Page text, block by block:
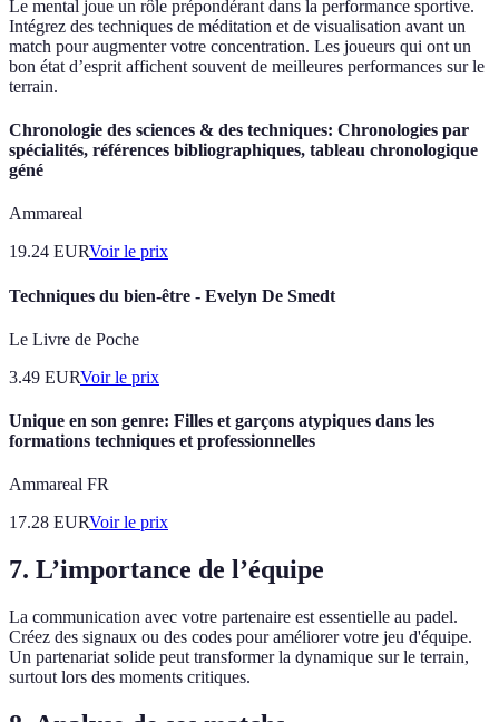
Le mental joue un rôle prépondérant dans la performance sportive.
Intégrez des techniques de méditation et de visualisation avant un
match pour augmenter votre concentration. Les joueurs qui ont un
bon état d’esprit affichent souvent de meilleures performances sur le
terrain.
Chronologie des sciences & des techniques: Chronologies par
spécialités, références bibliographiques, tableau chronologique
géné
Ammareal
19.24 EURVoir le prix
Techniques du bien-être - Evelyn De Smedt
Le Livre de Poche
3.49 EURVoir le prix
Unique en son genre: Filles et garçons atypiques dans les
formations techniques et professionnelles
Ammareal FR
17.28 EURVoir le prix
7. L’importance de l’équipe
La communication avec votre partenaire est essentielle au padel.
Créez des signaux ou des codes pour améliorer votre jeu d'équipe.
Un partenariat solide peut transformer la dynamique sur le terrain,
surtout lors des moments critiques.